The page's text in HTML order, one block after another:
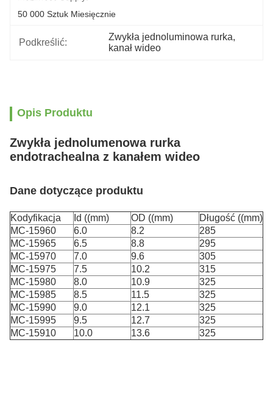
50 000 Sztuk Miesięcznie
Podkreślić:
Zwykła jednoluminowa rurka,
kanał wideo
Opis Produktu
Zwykła jednolumenowa rurka
endotrachealna z kanałem wideo
Dane dotyczące produktu
Kodyfikacja Id ((mm) OD ((mm)
Długość ((mm)
MC-15960
6.0 8.2
285
MC-15965
6.5 8.8
295
MC-15970
7.0 9.6
305
MC-15975
7.5 10.2
315
MC-15980
8.0 10.9
325
MC-15985
8.5 11.5
325
MC-15990
9.0 12.1
325
MC-15995
9.5 12.7
325
MC-15910
10.0 13.6 325